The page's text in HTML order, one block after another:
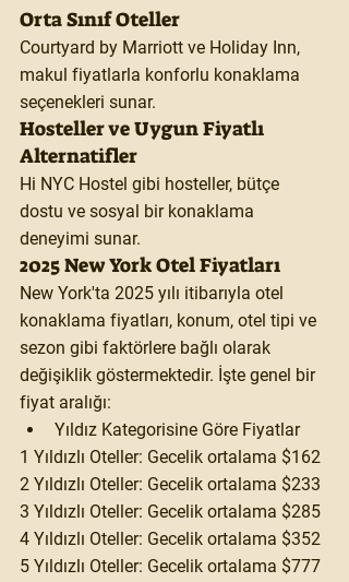
Orta Sınıf Oteller
Courtyard by Marriott ve Holiday Inn,
makul fiyatlarla konforlu konaklama
seçenekleri sunar.
Hosteller ve Uygun Fiyatlı
Alternatifler
Hi NYC Hostel gibi hosteller, bütçe
dostu ve sosyal bir konaklama
deneyimi sunar.
2025 New York Otel Fiyatları
New York'ta 2025 yılı itibarıyla otel
konaklama fiyatları, konum, otel tipi ve
sezon gibi faktörlere bağlı olarak
değişiklik göstermektedir. İşte genel bir
fiyat aralığı:
Yıldız Kategorisine Göre Fiyatlar
1 Yıldızlı Oteller: Gecelik ortalama $162
2 Yıldızlı Oteller: Gecelik ortalama $233
3 Yıldızlı Oteller: Gecelik ortalama $285
4 Yıldızlı Oteller: Gecelik ortalama $352
5 Yıldızlı Oteller: Gecelik ortalama $777